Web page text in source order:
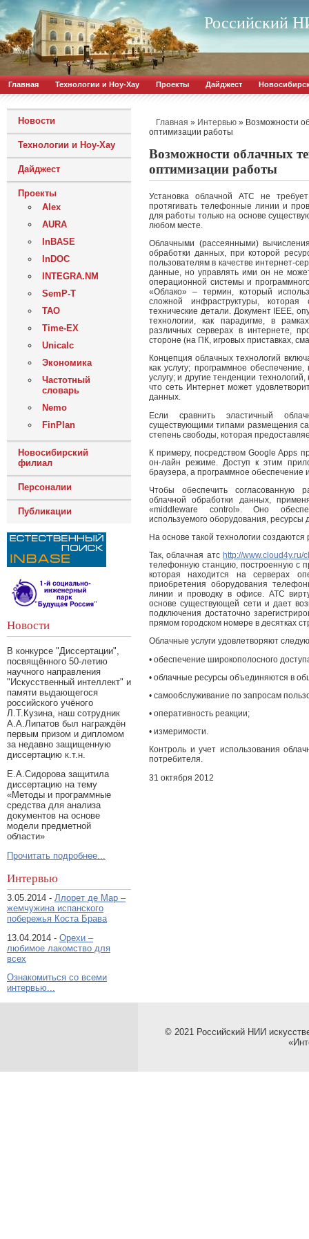
Российский
Главная Технологии и Ноу-Хау Проекты Дайджест
Новости
Технологии и Ноу-Хау
Дайджест
Проекты
Alex
AURA
InBASE
InDOC
INTEGRA.NM
SemP-T
ТАО
Time-EX
Unicalc
Экономика
Частотный
словарь
Nemo
FinPlan
Новосибирский
филиал
Персоналии
Публикации
Новости
В конкурсе "Диссертации",
посвящённого 50-летию
научного направления
"Искусственный интеллект" и
памяти выдающегося
российского учёного
Л.Т.Кузина, наш сотрудник
А.А.Липатов был награждён
первым призом и дипломом
за недавно защищенную
диссертацию к.т.н.
Е.А.Сидорова защитила
диссертацию на тему
«Методы и программные
средства для анализа
документов на основе
модели предметной
области»
Прочитать подробнее...
Интервью
3.05.2014 - Ллорет де Мар –
жемчужина испанского
побережья Коста Брава
13.04.2014 - Орехи –
любимое лакомство для
всех
Ознакомиться со всеми
интервью...
Главная » Интервью » Возможности
оптимизации работы
Возможности облачных
оптимизации работы
Установка облачной АТС не
протягивать телефонные линии и
для работы только на основе
любом месте.
Облачными (рассеянными)
обработки данных, при которой
пользователям в качестве интернет-
данные, но управлять ими он не
операционной системы и
«Облако» – термин, который
сложной инфраструктуры, которая
технические детали. Документ IEEE,
технологии, как парадигме, в
различных серверах в интернете,
стороне (на ПК, игровых приставках,
Концепция облачных технологий
как услугу; программное
услугу; и другие тенденции
что сеть Интернет может
данных.
Если сравнить эластичный
существующими типами размещения
степень свободы, которая
К примеру, посредством Google Apps
он-лайн режиме. Доступ к этим
браузера, а программное обеспечение
Чтобы обеспечить согласованную
облачной обработки данных,
«middleware control». Оно
используемого оборудования, ресурсы
На основе такой технологии
Так, облачная атс http://www.cloud4y.ru/
телефонную станцию, построенную с
которая находится на серверах
приобретения оборудования
линии и проводку в офисе. АТС
основе существующей сети и дает
подключения достаточно
прямом городском номере в десятках
Облачные услуги удовлетворяют
• обеспечение широкополосного
• облачные ресурсы объединяются в
• самообслуживание по запросам
• оперативность реакции;
• измеримости.
Контроль и учет использования
потребителя.
31 октября 2012
© 2021 Российский НИИ